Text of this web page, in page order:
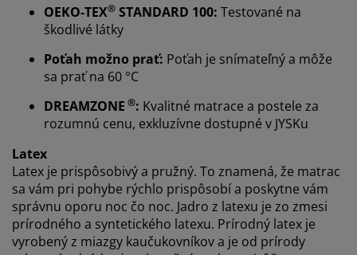
OEKO-TEX® STANDARD 100: Testované na
škodlivé látky
Poťah možno prať: Poťah je snímateľný a môže
sa prať na 60 °C
DREAMZONE ®: Kvalitné matrace a postele za
rozumnú cenu, exkluzívne dostupné v JYSKu
Latex
Latex je prispôsobivý a pružný. To znamená, že matrac
sa vám pri pohybe rýchlo prispôsobí a poskytne vám
správnu oporu noc čo noc. Jadro z latexu je zo zmesi
prírodného a syntetického latexu. Prírodný latex je
vyrobený z miazgy kaučukovníkov a je od prírody
V JYSKu používame súbory cookie a mobilné
identifikátory, aby sme vám zabezpečili dobrú
skúsenosť počas návštevy našej webovej stránky.
Súbory cookie zhromažďujú informácie o vás s cieľom
zabezpečiť funkčnosť, štatistiky a relevantný marketing.
Po prijatí marketingových súborov cookie budeme
zdieľať vaše údaje o prehliadaní s marketingovými
partnermi (napr. Google, Meta a TikTok) na účely
prispôsobených a statických reklám. Viac o účeloch si
môžete prečítať v časti „Upraviť“ a svoj súhlas môžete
odvolať kliknutím na ikonu súborov cookie. Kliknutím
na tlačidlo „Prijať všetko“ súhlasíte so všetkými tromi
účelmi. Prečítajte si viac o našomzhromažďovaní a